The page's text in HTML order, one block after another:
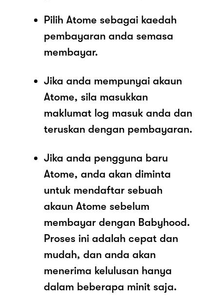
Pilih Atome sebagai kaedah
pembayaran anda semasa
membayar.
Jika anda mempunyai akaun
Atome, sila masukkan
maklumat log masuk anda dan
teruskan dengan pembayaran.
Jika anda pengguna baru
Atome, anda akan diminta
untuk mendaftar sebuah
akaun Atome sebelum
membayar dengan Babyhood.
Proses ini adalah cepat dan
mudah, dan anda akan
menerima kelulusan hanya
dalam beberapa minit saja.